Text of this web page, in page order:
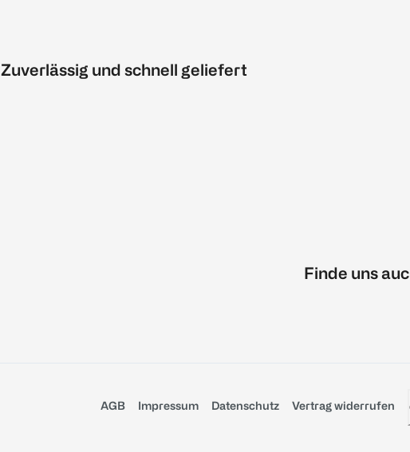
Zuverlässig und schnell geliefert
Finde uns
AGB Impressum Datenschutz Vertrag widerrufen